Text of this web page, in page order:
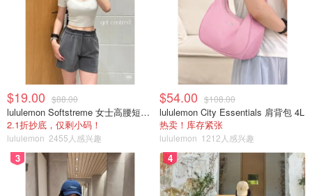
$19.00 $88.00
lululemon Softstreme 女士高腰短裤 10cm
2.1折抄底，仅剩小码！
lululemon 2455人感兴趣
$54.00 $108.00
lululemon City Essentials 肩背包 4L
热卖！库存紧张
lululemon 1212人感兴趣
3 4